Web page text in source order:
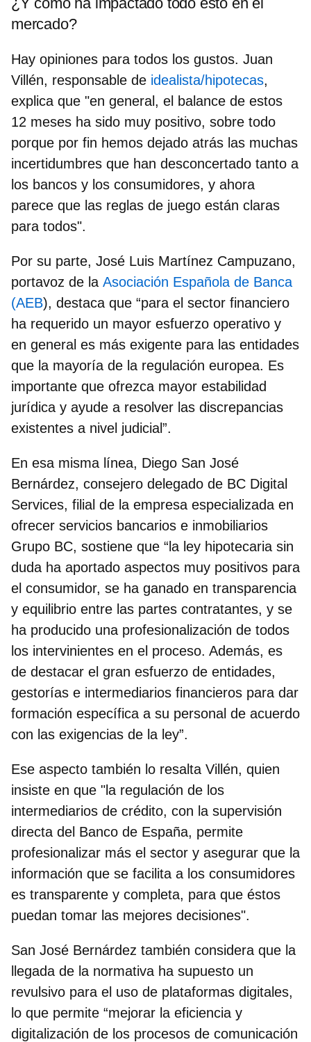
mercado?
Hay opiniones para todos los gustos. Juan
Villén, responsable de idealista/hipotecas,
explica que "en general, el balance de estos
12 meses ha sido muy positivo, sobre todo
porque por fin hemos dejado atrás las muchas
incertidumbres que han desconcertado tanto a
los bancos y los consumidores, y ahora
parece que las reglas de juego están claras
para todos".
Por su parte, José Luis Martínez Campuzano,
portavoz de la Asociación Española de Banca
(AEB), destaca que “para el sector financiero
ha requerido un mayor esfuerzo operativo y
en general es más exigente para las entidades
que la mayoría de la regulación europea. Es
importante que ofrezca mayor estabilidad
jurídica y ayude a resolver las discrepancias
existentes a nivel judicial”.
En esa misma línea, Diego San José
Bernárdez, consejero delegado de BC Digital
Services, filial de la empresa especializada en
ofrecer servicios bancarios e inmobiliarios
Grupo BC, sostiene que “la ley hipotecaria sin
duda ha aportado aspectos muy positivos para
el consumidor, se ha ganado en transparencia
y equilibrio entre las partes contratantes, y se
ha producido una profesionalización de todos
los intervinientes en el proceso. Además, es
de destacar el gran esfuerzo de entidades,
gestorías e intermediarios financieros para dar
formación específica a su personal de acuerdo
con las exigencias de la ley”.
Ese aspecto también lo resalta Villén, quien
insiste en que "la regulación de los
intermediarios de crédito, con la supervisión
directa del Banco de España, permite
profesionalizar más el sector y asegurar que la
información que se facilita a los consumidores
es transparente y completa, para que éstos
puedan tomar las mejores decisiones".
San José Bernárdez también considera que la
llegada de la normativa ha supuesto un
revulsivo para el uso de plataformas digitales,
lo que permite “mejorar la eficiencia y
digitalización de los procesos de comunicación